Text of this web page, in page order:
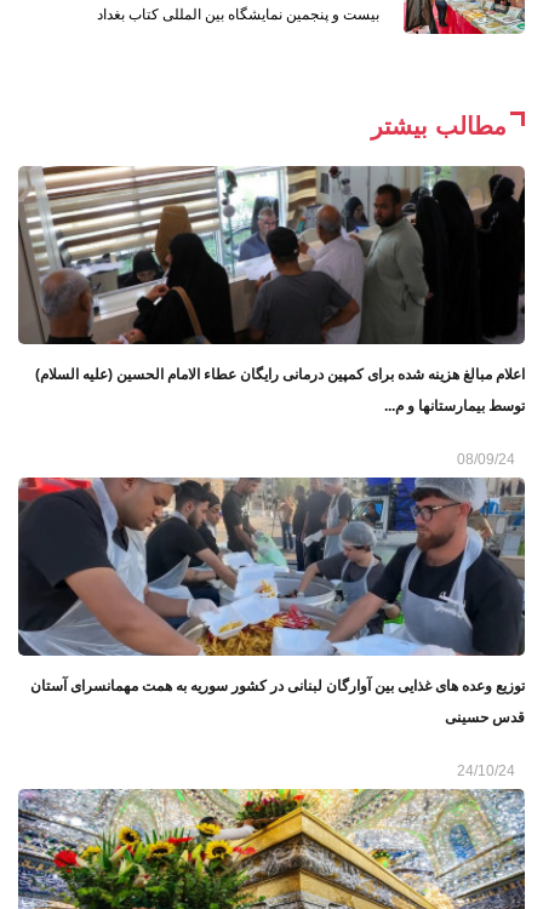
بیست و پنجمین نمایشگاه بین المللی کتاب بغداد
مطالب بیشتر
اعلام مبالغ هزینه شده برای کمپین درمانی رایگان عطاء الامام الحسین (علیه السلام)
توسط بیمارستانها و م...
08/09/24
توزیع وعده های غذایی بین آوارگان لبنانی در کشور سوریه به همت مهمانسرای آستان
قدس حسینی
24/10/24